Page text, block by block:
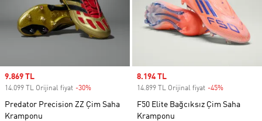
Sale price
9.869 TL
14.099 TL Orijinal fiyat -30%
Predator Precision ZZ Çim Saha
Kramponu
Sale price
8.194 TL
14.899 TL Orijinal fiyat -45%
F50 Elite Bağcıksız Çim Saha
Kramponu